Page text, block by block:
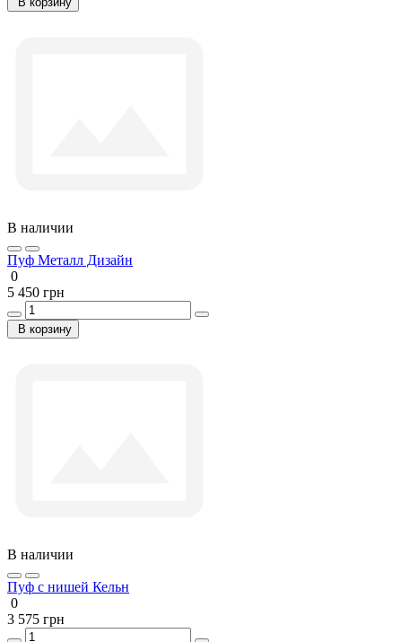
В наличии
Пуф Металл Дизайн
0
5 450 грн
В корзину
В наличии
Пуф с нишей Кельн
0
3 575 грн